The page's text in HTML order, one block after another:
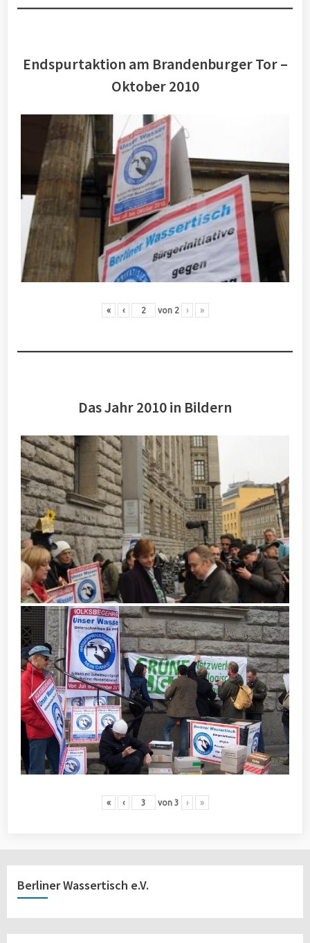
Endspurtaktion am Brandenburger Tor –
Oktober 2010
« ‹ von 2 › »
Das Jahr 2010 in Bildern
« ‹ von 3 › »
Berliner Wassertisch e.V.